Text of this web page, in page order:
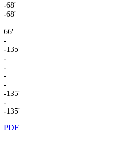
-68'
-68'
-
66'
-
-135'
-
-
-
-
-135'
-
-135'
PDF